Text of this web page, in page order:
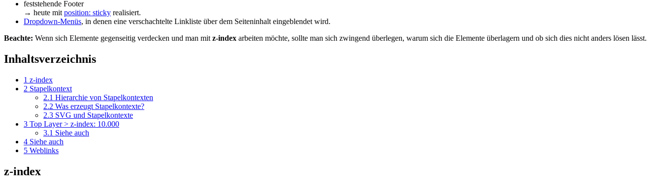
feststehende Footer
→ heute mit position: sticky realisiert.
Dropdown-Menüs, in denen eine verschachtelte Linkliste über dem Seiteninhalt eingeblendet wird.
Beachte: Wenn sich Elemente gegenseitig verdecken und man mit z-index arbeiten möchte, sollte man sich zwingend überlegen, warum sich die Elemente überlagern und ob sich dies nicht anders lösen lässt.
Inhaltsverzeichnis
1 z-index
2 Stapelkontext
2.1 Hierarchie von Stapelkontexten
2.2 Was erzeugt Stapelkontexte?
2.3 SVG und Stapelkontexte
3 Top Layer > z-index: 10.000
3.1 Siehe auch
4 Siehe auch
5 Weblinks
z-index